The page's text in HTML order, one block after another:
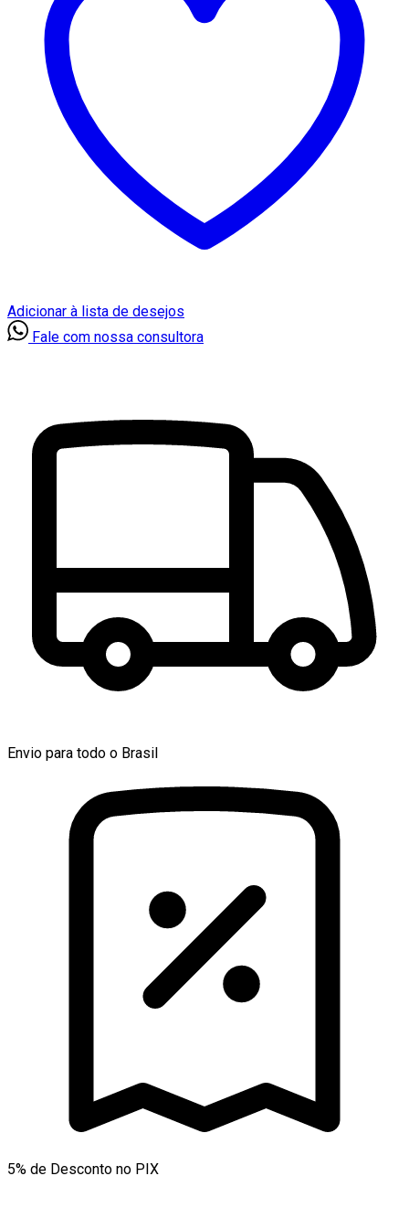
Adicionar à lista de desejos
Fale com nossa consultora
Envio para todo o Brasil
5% de Desconto no PIX